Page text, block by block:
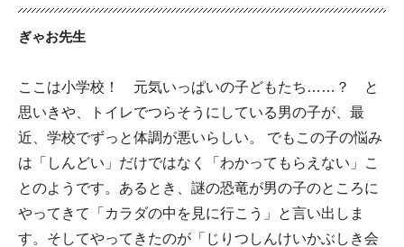
ぎゃお先生
ここは小学校！ 元気いっぱいの子どもたち……？ と
思いきや、トイレでつらそうにしている男の子が、最
近、学校でずっと体調が悪いらしい。 でもこの子の悩み
は「しんどい」だけではなく「わかってもらえない」こ
とのようです。あるとき、謎の恐竜が男の子のところに
やってきて「カラダの中を見に行こう」と言い出しま
す。そしてやってきたのが「じりつしんけいかぶしき会